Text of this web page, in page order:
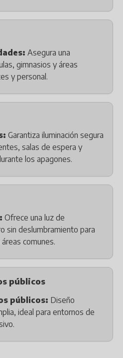
Asegura una
gimnasios y áreas
y personal.
Garantiza iluminación segura
salas de espera y
los apagones.
Ofrece una luz de
sin deslumbramiento para
comunes.
públicos
públicos: Diseño
ideal para entornos de